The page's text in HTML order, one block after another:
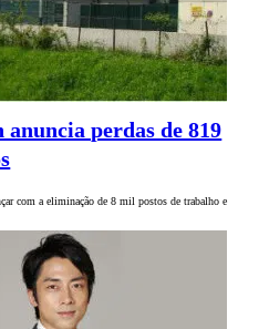
anuncia perdas de 819
com a eliminação de 8 mil postos de trabalho e